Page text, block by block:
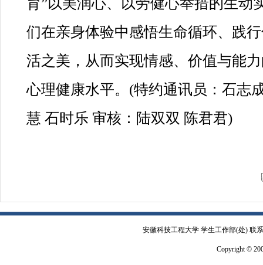
育”以美润心、以劳健心举措的生动
们在亲身体验中感悟生命循环、践
活之美，从而实现情感、价值与能
心理健康水平。(特约通讯员：石志
慧 石时乐 审核：陆双双 陈君君)
安徽科技工程大学 学生工作部(处) 联
Copyright ©